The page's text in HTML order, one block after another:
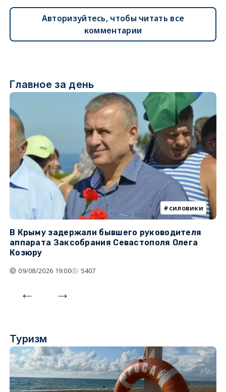
Авторизуйтесь, чтобы читать все
комментарии
Главное за день
силовики
В Крыму задержали бывшего руководителя
аппарата Заксобрания Севастополя Олега
Козюру
09/08/2026 19:00 5407
Туризм